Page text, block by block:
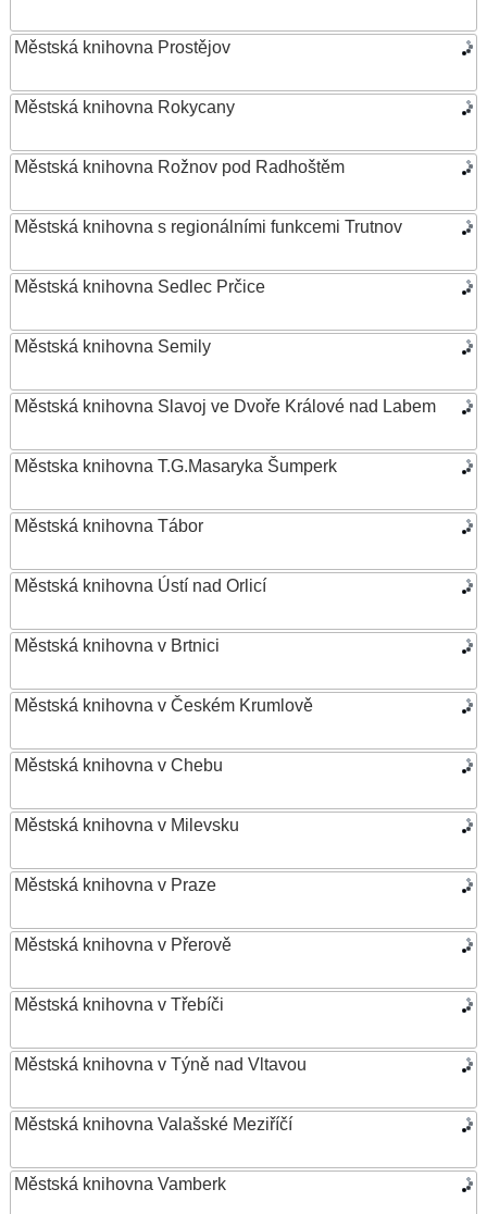
Městská knihovna Prostějov
Městská knihovna Rokycany
Městská knihovna Rožnov pod Radhoštěm
Městská knihovna s regionálními funkcemi Trutnov
Městská knihovna Sedlec Prčice
Městská knihovna Semily
Městská knihovna Slavoj ve Dvoře Králové nad Labem
Městska knihovna T.G.Masaryka Šumperk
Městská knihovna Tábor
Městská knihovna Ústí nad Orlicí
Městská knihovna v Brtnici
Městská knihovna v Českém Krumlově
Městská knihovna v Chebu
Městská knihovna v Milevsku
Městská knihovna v Praze
Městská knihovna v Přerově
Městská knihovna v Třebíči
Městská knihovna v Týně nad Vltavou
Městská knihovna Valašské Meziříčí
Městská knihovna Vamberk